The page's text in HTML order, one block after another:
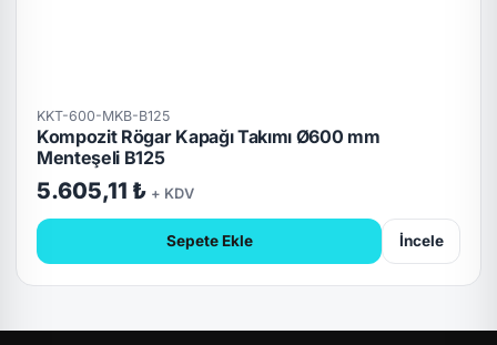
KKT-600-MKB-B125
Kompozit Rögar Kapağı Takımı Ø600 mm
Menteşeli B125
5.605,11 ₺ + KDV
Sepete Ekle İncele